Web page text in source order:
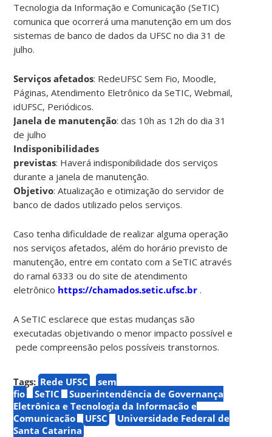
Tecnologia da Informação e Comunicação (SeTIC)
comunica que ocorrerá uma manutenção em um dos
sistemas de banco de dados da UFSC no dia 31 de
julho.
Serviços afetados: RedeUFSC Sem Fio, Moodle,
Páginas, Atendimento Eletrônico da SeTIC, Webmail,
idUFSC, Periódicos.
Janela de manutenção: das 10h as 12h do dia 31
de julho
Indisponibilidades
previstas: Haverá indisponibilidade dos serviços
durante a janela de manutenção.
Objetivo: Atualização e otimização do servidor de
banco de dados utilizado pelos serviços.
Caso tenha dificuldade de realizar alguma operação
nos serviços afetados, além do horário previsto de
manutenção, entre em contato com a SeTIC através
do ramal 6333 ou do site de atendimento
eletrônico https://chamados.setic.ufsc.br .
A SeTIC esclarece que estas mudanças são
executadas objetivando o menor impacto possível e
pede compreensão pelos possíveis transtornos.
Tags: Rede UFSC
sem
fio
SeTIC
Superintendência de Governança
Eletrônica e Tecnologia da Informação e
Comunicação
UFSC
Universidade Federal de
Santa Catarina